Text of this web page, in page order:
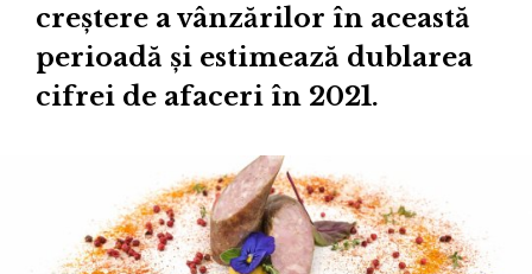
creștere a vânzărilor în această
perioadă și estimează dublarea
cifrei de afaceri în 2021.